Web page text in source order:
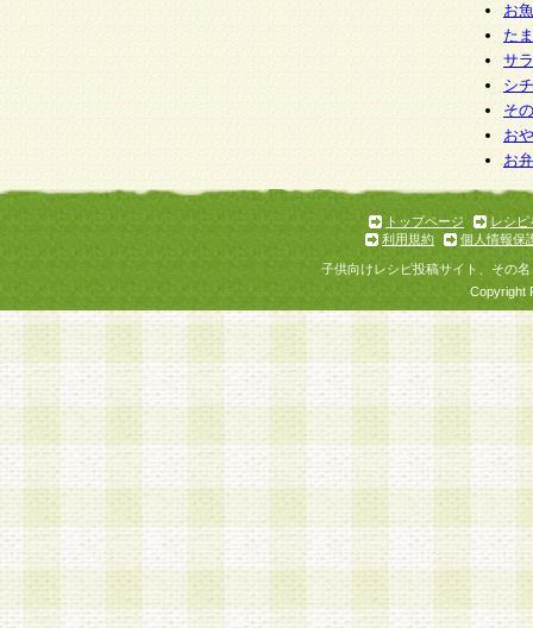
お
た
サ
シ
そ
お
お
トップページ
レシピ
利用規約
個人情報保
子供向けレシピ投稿サイト、その
Copyright